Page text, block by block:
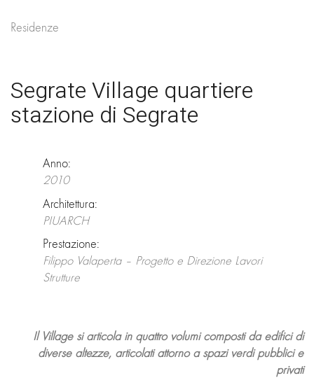
Residenze
Segrate Village quartiere
stazione di Segrate
Anno:
2010
Architettura:
PIUARCH
Prestazione:
Filippo Valaperta – Progetto e Direzione Lavori
Strutture
Il Village si articola in quattro volumi composti da edifici di
diverse altezze, articolati attorno a spazi verdi pubblici e
privati